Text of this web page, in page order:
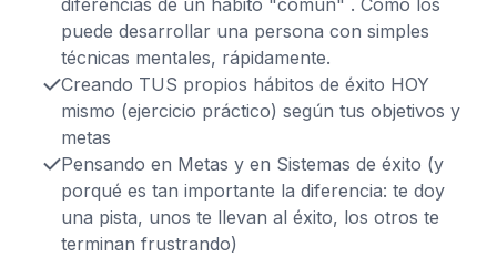
diferencias de un hábito "común" . Cómo los
puede desarrollar una persona con simples
técnicas mentales, rápidamente.
Creando TUS propios hábitos de éxito HOY
mismo (ejercicio práctico) según tus objetivos y
metas
Pensando en Metas y en Sistemas de éxito (y
porqué es tan importante la diferencia: te doy
una pista, unos te llevan al éxito, los otros te
terminan frustrando)